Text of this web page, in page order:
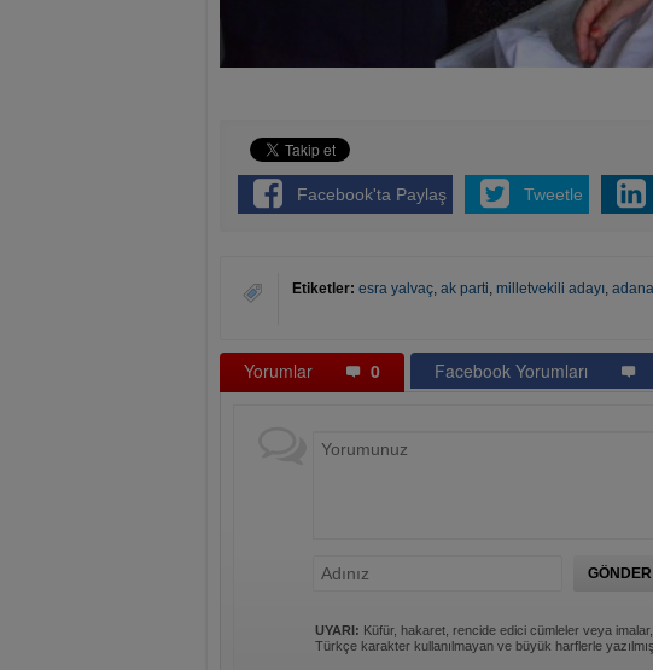
Facebook'ta Paylaş Tweetle
Etiketler: esra yalvaç, ak parti, milletvekili adayı, adana
Yorumlar 0 Facebook Yorumları
UYARI: Küfür, hakaret, rencide edici cümleler veya imalar,
Türkçe karakter kullanılmayan ve büyük harflerle